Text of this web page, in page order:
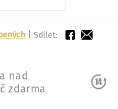
|Sdílet:
nad
zdarma